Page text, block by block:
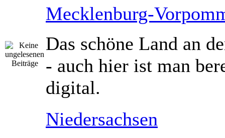
Mecklenburg-
Das schöne Land an
- auch hier ist man
digital.
Niedersachsen